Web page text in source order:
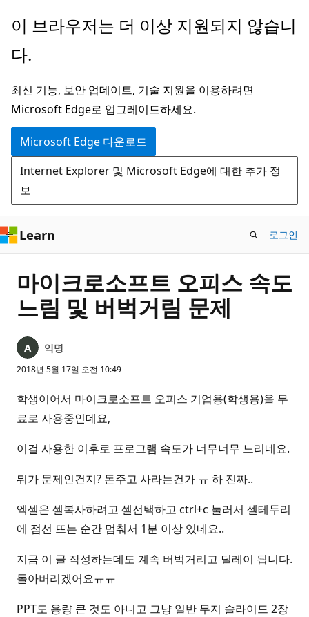
주
콘
츠
로
건
너
뛰
기
이 브라우저는 더 이상 지원되지 않습니
다.
최신 기능, 보안 업데이트, 기술 지원을 이용하려면
Microsoft Edge로 업그레이드하세요.
Microsoft Edge 다운로드
Internet Explorer 및 Microsoft Edge에 대한 추가 정
보
Learn 로그인
마이크로소프트 오피스 속도
느림 및 버벅거림 문제
익명
2018년 5월 17일 오전 10:49
학생이어서 마이크로소프트 오피스 기업용(학생용)을 무
료로 사용중인데요,
이걸 사용한 이후로 프로그램 속도가 너무너무 느리네요.
뭐가 문제인건지? 돈주고 사라는건가 ㅠ 하 진짜..
엑셀은 셀복사하려고 셀선택하고 ctrl+c 눌러서 셀테두리
에 점선 뜨는 순간 멈춰서 1분 이상 있네요..
지금 이 글 작성하는데도 계속 버벅거리고 딜레이 됩니다.
돌아버리겠어요ㅠㅠ
PPT도 용량 큰 것도 아니고 그냥 일반 무지 슬라이드 2장